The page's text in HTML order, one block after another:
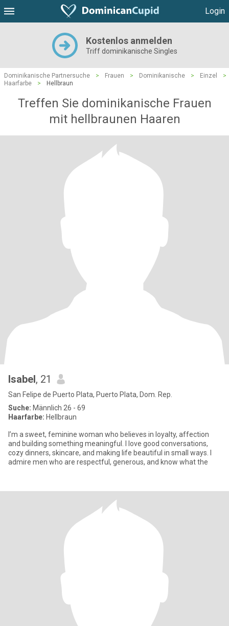
Login
Kostenlos anmelden
Triff dominikanische Singles
Dominikanische Partnersuche > Frauen > Dominikanische > Einzel
>
Haarfarbe
> Hellbraun
Treffen Sie dominikanische Frauen
mit hellbraunen Haaren
Isabel, 21
San Felipe de Puerto Plata, Puerto Plata, Dom. Rep.
Suche: Männlich 26 - 69
Haarfarbe: Hellbraun
I’m a sweet, feminine woman who believes in loyalty, affection
and building something meaningful. I love good conversations,
cozy dinners, skincare, and making life beautiful in small ways. I
admire men who are respectful, generous, and know what the